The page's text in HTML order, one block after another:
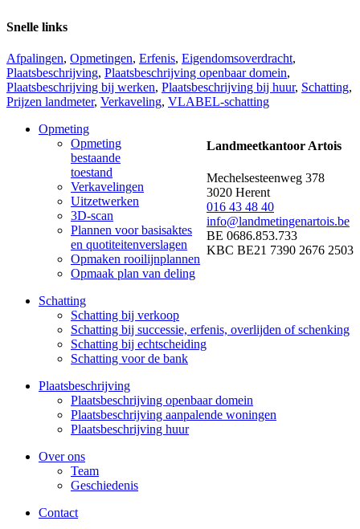
Snelle links
Afpalingen, Opmetingen, Erfenis, Eigendomsoverdracht,
Plaatsbeschrijving, Plaatsbeschrijving openbaar domein,
Plaatsbeschrijving bij werken, Plaatsbeschrijving bij huur, Schatting,
Prijzen landmeter, Verkaveling, VLABEL-schatting
Landmeetkantoor Artois
Mechelsesteenweg 378
3020 Herent
016 43 48 40
info@landmetingenartois.be
BE 0686.853.733
KBC BE21 7390 2676 2503
Opmeting
Opmeting
bestaande
toestand
Verkavelingen
Uitzetwerken
3D-scan
Plannen voor basisaktes
en quotiteitenverslagen
Opmaken rooilijnplannen
Opmaak plan van deling
Schatting
Schatting bij verkoop
Schatting bij successie, erfenis, overlijden of schenking
Schatting bij echtscheiding
Schatting voor de bank
Plaatsbeschrijving
Plaatsbeschrijving openbaar domein
Plaatsbeschrijving aanpalende woningen
Plaatsbeschrijving huur
Over ons
Team
Geschiedenis
Contact